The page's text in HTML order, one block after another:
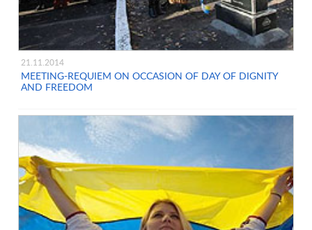
21.11.2014
MEETING-REQUIEM ON OCCASION OF DAY OF DIGNITY
AND FREEDOM